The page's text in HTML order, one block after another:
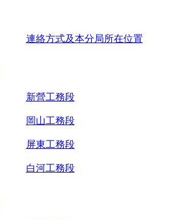
連絡方式及本分局所在位置
新營工務段
岡山工務段
屏東工務段
白河工務段